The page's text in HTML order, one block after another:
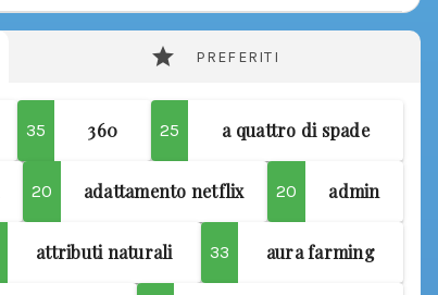
PREFERITI
35 360 25 a quattro di spade
20 adattamento netflix 20 admin
attributi naturali 33 aura farming